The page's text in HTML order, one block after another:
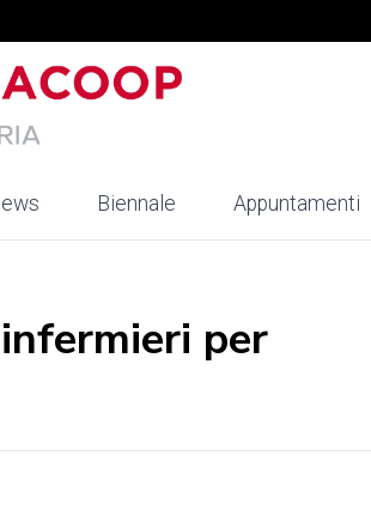
Biennale Appuntamenti
per